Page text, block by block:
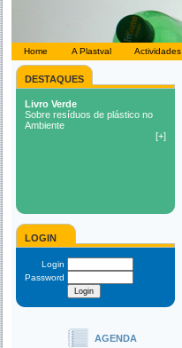
Home A Plastval Actividades
DESTAQUES
LOGIN
Login
Password
AGENDA